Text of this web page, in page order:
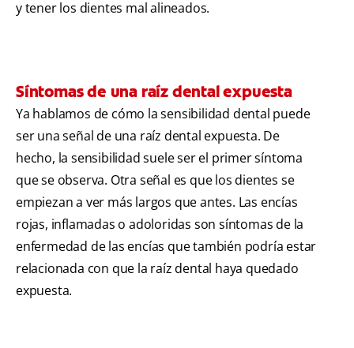
y tener los dientes mal alineados.
Síntomas de una raíz dental expuesta
Ya hablamos de cómo la sensibilidad dental puede
ser una señal de una raíz dental expuesta. De
hecho, la sensibilidad suele ser el primer síntoma
que se observa. Otra señal es que los dientes se
empiezan a ver más largos que antes. Las encías
rojas, inflamadas o adoloridas son síntomas de la
enfermedad de las encías que también podría estar
relacionada con que la raíz dental haya quedado
expuesta.